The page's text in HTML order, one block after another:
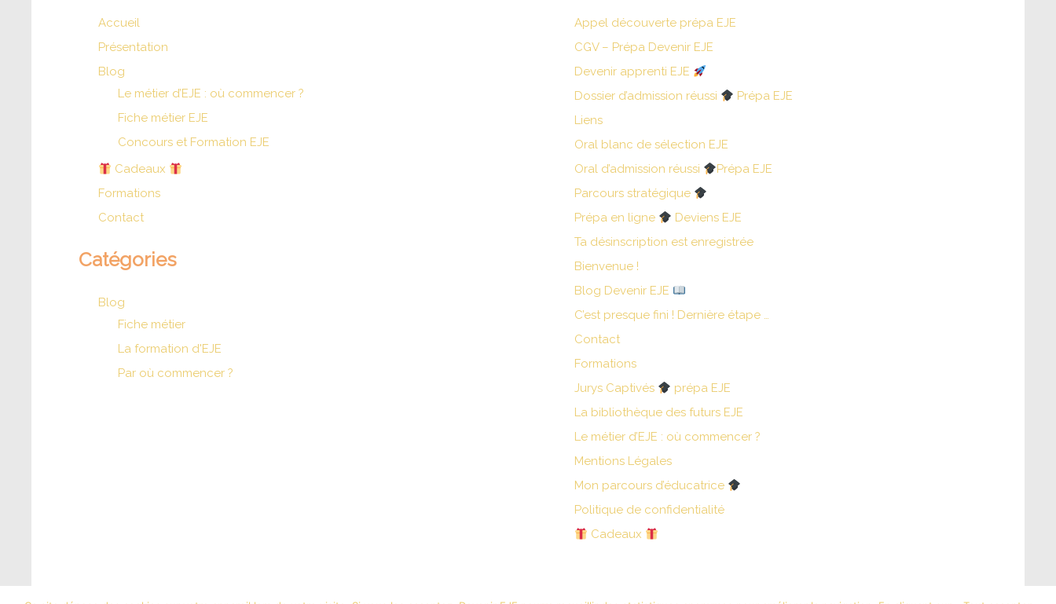
Accueil
Présentation
Blog
Le métier d’EJE : où commencer ?
Fiche métier EJE
Concours et Formation EJE
Cadeaux
Formations
Contact
Catégories
Blog
Fiche métier
La formation d'EJE
Par où commencer ?
Appel découverte prépa EJE
CGV – Prépa Devenir EJE
Devenir apprenti EJE
Dossier d’admission réussi
Prépa EJE
Liens
Oral blanc de sélection EJE
Oral d’admission réussi
Prépa EJE
Parcours stratégique
Prépa en ligne
Deviens EJE
Ta désinscription est enregistrée​
Bienvenue !
Blog Devenir EJE
C’est presque fini ! Dernière étape …
Contact
Formations
Jurys Captivés
prépa EJE
La bibliothèque des futurs EJE
Le métier d’EJE : où commencer ?
Mentions Légales
Mon parcours d’éducatrice
Politique de confidentialité
Cadeaux